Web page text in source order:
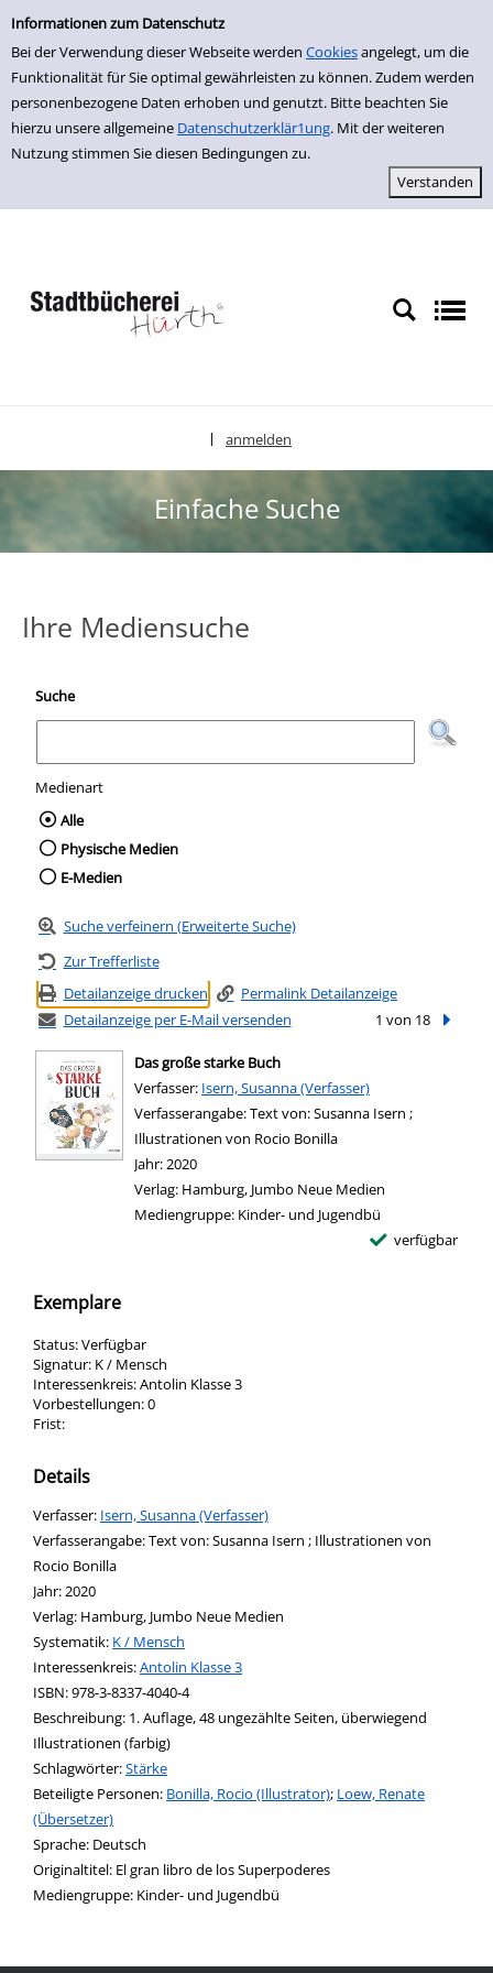
Einfache Suche
Informationen zum Datenschutz
Bei der Verwendung dieser Webseite werden Cookiesangelegt, um die
Funktionalität für Sie optimal gewährleisten zu können. Zudem werden
personenbezogene Daten erhoben und genutzt. Bitte beachten Sie
hierzu unsere allgemeine Datenschutzerklär1ung. Mit der weiteren
Nutzung stimmen Sie diesen Bedingungen zu.
zur Navigation springen
zum Inhalt springen
Zur Detailanzeige springen
anmelden
Einfache Suche
Ihre Mediensuche
Suche
Medienart
Wählen Sie die Medienart nach der Sie
Alle
Physische Medien
E-Medien
Suche verfeinern (Erweiterte Suche)
Zur Trefferliste
Detailanzeige drucken
Permalink Detailanzeige
Detailanzeige per E-Mail versenden
1 von 18
Das große starke Buch
Verfasser: Suche nach diesem Verfasser
Isern, Susanna (Verfasser)
Verfasserangabe:Text von: Susanna Isern ;
Illustrationen von Rocio Bonilla
Jahr:2020
Verlag: Hamburg, Jumbo Neue Medien
Mediengruppe: Kinder- und Jugendbü
verfügbar
Exemplare
Status:Verfügbar
Signatur: K / Mensch
Interessenkreis:Antolin Klasse 3
Vorbestellungen:0
Frist:
Details
Verfasser: Suche nach diesem Verfasser
Isern, Susanna (Verfasser)
Verfasserangabe:Text von: Susanna Isern ; Illustrationen von
Rocio Bonilla
Jahr:2020
Verlag: Hamburg, Jumbo Neue Medien
opens in new tab
Diesen Link in neuem Tab öffnen
Systematik: Suche nach dieser Systematik
K / Mensch
Interessenkreis:Suche nach diesem Interessenskreis
Antolin Klasse 3
ISBN:978-3-8337-4040-4
Beschreibung: 1. Auflage, 48 ungezählte Seiten, überwiegend
Illustrationen (farbig)
Schlagwörter:Stärke
Beteiligte Personen: Suche nach dieser Beteiligten Person
Bonilla, Rocio (Illustrator); Loew, Renate
(Übersetzer)
Sprache: Deutsch
Originaltitel: El gran libro de los Superpoderes
Mediengruppe: Kinder- und Jugendbü